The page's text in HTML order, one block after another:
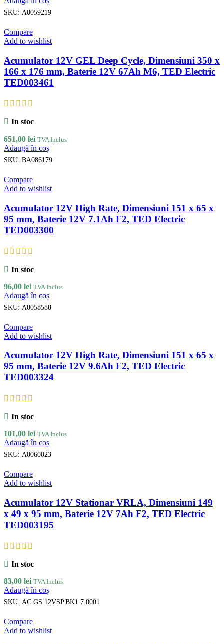
SKU: A0059219
Compare
Add to wishlist
Acumulator 12V GEL Deep Cycle, Dimensiuni 350 x
166 x 176 mm, Baterie 12V 67Ah M6, TED Electric
TED003461
In stoc
651,00 lei TVA Inclus
Adaugă în coș
SKU: BA086179
Compare
Add to wishlist
Acumulator 12V High Rate, Dimensiuni 151 x 65 x
95 mm, Baterie 12V 7.1Ah F2, TED Electric
TED003300
In stoc
96,00 lei TVA Inclus
Adaugă în coș
SKU: A0058588
Compare
Add to wishlist
Acumulator 12V High Rate, Dimensiuni 151 x 65 x
95 mm, Baterie 12V 9.6Ah F2, TED Electric
TED003324
In stoc
101,00 lei TVA Inclus
Adaugă în coș
SKU: A0060023
Compare
Add to wishlist
Acumulator 12V Stationar VRLA, Dimensiuni 149
x 49 x 95 mm, Baterie 12V 7Ah F2, TED Electric
TED003195
In stoc
83,00 lei TVA Inclus
Adaugă în coș
SKU: AC.GS.12VSP.BK1.7.0001
Compare
Add to wishlist